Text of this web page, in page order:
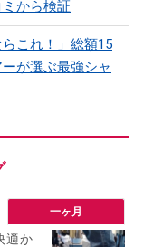
から検証
これ！」総額15
が選ぶ最強シャ
一ヶ月
適か